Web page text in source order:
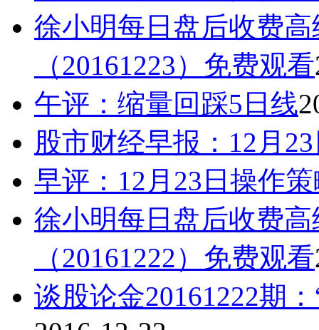
徐小明每日盘后收费
（20161223）免费观看
午评：缩量回踩5日线
股市财经早报：12月
早评：12月23日操作
徐小明每日盘后收费
（20161222）免费观看
谈股论金20161222期